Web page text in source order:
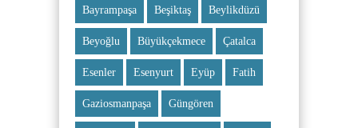
Bayrampaşa Beşiktaş Beylikdüzü
Beyoğlu Büyükçekmece Çatalca
Esenler Esenyurt Eyüp Fatih
Gaziosmanpaşa Güngören